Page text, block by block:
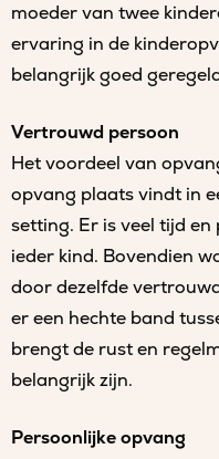
moeder van twee
ervaring in de
belangrijk goed
Vertrouwd persoon
Het voordeel van
opvang plaats vindt in
setting. Er is veel tijd
ieder kind. Bovendien
door dezelfde
er een hechte band
brengt de rust en
belangrijk zijn.
Persoonlijke opvang